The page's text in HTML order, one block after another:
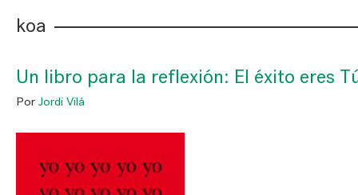
koa
Un libro para la reflexión: El éxito eres
Por Jordi Vilá